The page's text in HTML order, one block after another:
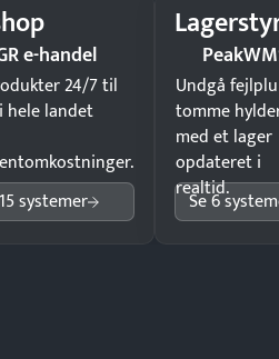
e-handel
24/7 til
hele landet
systemer
Undgå
tomme
med et lager
opdateret i
realtid.
Se 6